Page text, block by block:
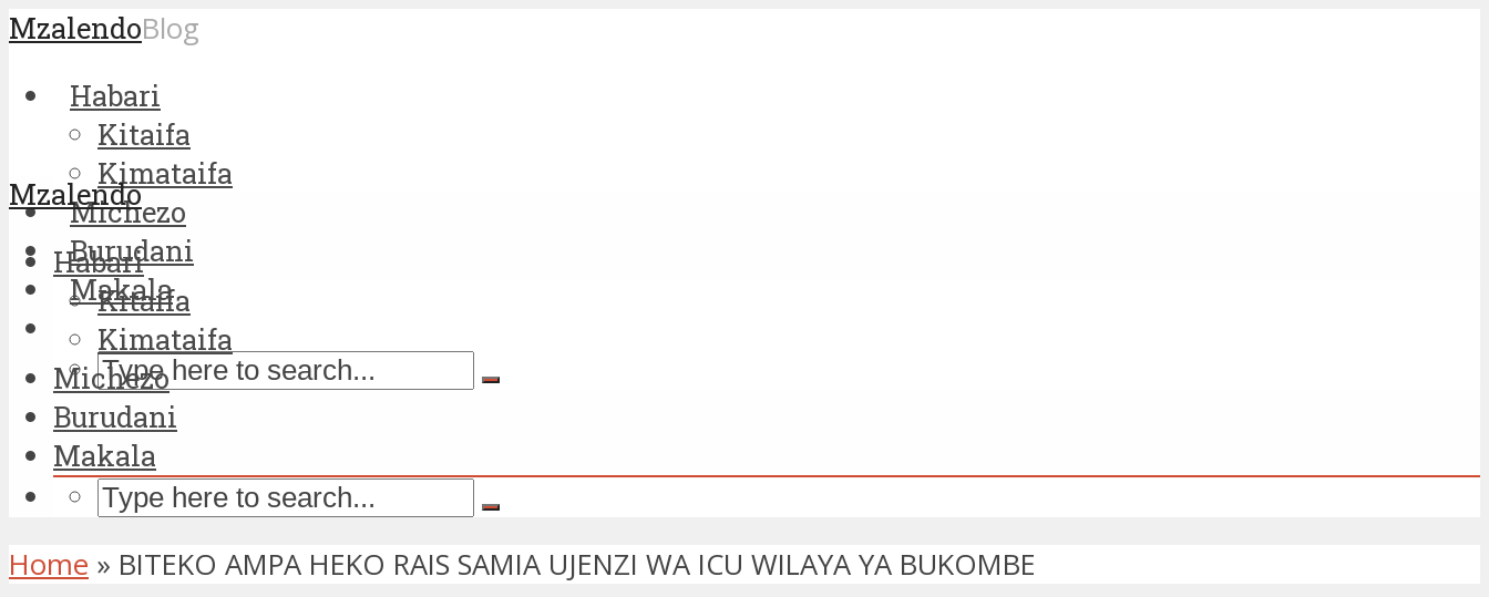
MzalendoBlog
Habari
Kitaifa
Kimataifa
Michezo
Burudani
Makala
Mzalendo
Habari
Kitaifa
Kimataifa
Michezo
Burudani
Makala
Home » BITEKO AMPA HEKO RAIS SAMIA UJENZI WA ICU WILAYA YA BUKOMBE